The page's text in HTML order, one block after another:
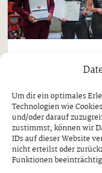
Um dir ein optimales
Technologien wie
und/oder darauf
zustimmst, können wir
IDs auf dieser Website
nicht erteilst oder
Funktionen
„Lehrling
Ginzling
MAGDALENA